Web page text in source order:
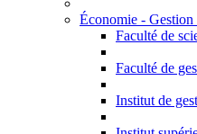
Économie - Gestion
Faculté de
Faculté de
Institut de